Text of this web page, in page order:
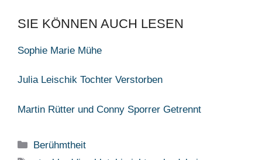
SIE KÖNNEN AUCH LESEN
Sophie Marie Mühe
Julia Leischik Tochter Verstorben
Martin Rütter und Conny Sporrer Getrennt
Categories
Berühmtheit